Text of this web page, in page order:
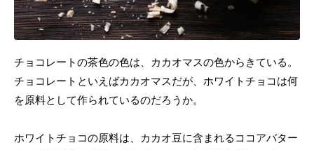
チョコレートの茶色の色は、カカオマスの色からきている。
チョコレートといえばカカオマスだが、ホワイトチョコは何
を原料として作られているのだろうか。
ホワイトチョコの原料は、カカオ豆に含まれるココアバター